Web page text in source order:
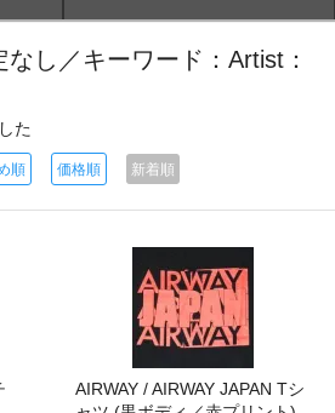
し／キーワード：Artist：
た
順 価格順 新着順
AIRWAY / AIRWAY JAPAN Tシ